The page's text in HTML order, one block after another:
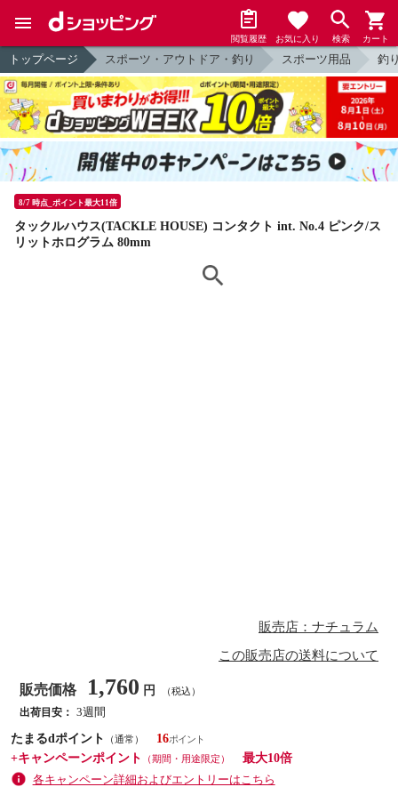
閲覧履歴 お気に入り 検索 カート
トップページ スポーツ・アウトドア・釣り スポーツ用品 釣
8/7 時点_ポイント最大11倍
タックルハウス(TACKLE HOUSE) コンタクト int. No.4 ピンク/ス
リットホログラム 80mm
販売店：ナチュラム
この販売店の送料について
販売価格 1,760 円 （税込）
出荷目安： 3週間
たまるdポイント
（通常）
16
+キャンペーンポイント
（期間・用途限定）
最大10倍
各キャンペーン詳細およびエントリーはこちら